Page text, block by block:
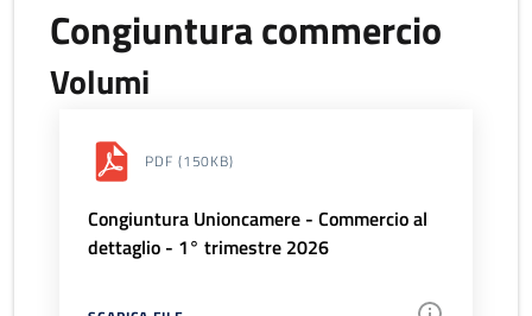
Congiuntura commercio
Volumi
PDF (150KB)
Congiuntura Unioncamere - Commercio al
dettaglio - 1° trimestre 2026